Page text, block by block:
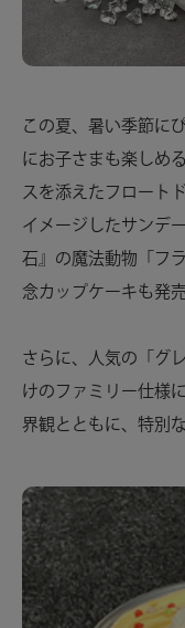
この夏、暑い季節に
にお子さまも楽しめ
スを添えたフロート
イメージしたサンデ
石』の魔法動物「フ
念カップケーキも発売
さらに、人気の「グ
けのファミリー仕様
界観とともに、特別